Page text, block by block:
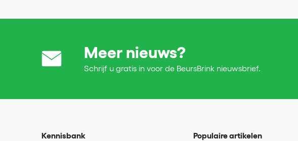
Meer nieuws?
Schrijf u gratis in voor de BeursBrink nieuwsbrief.
Kennisbank Populaire artikelen